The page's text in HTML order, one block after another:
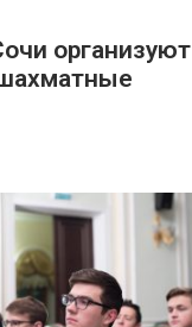
организуют